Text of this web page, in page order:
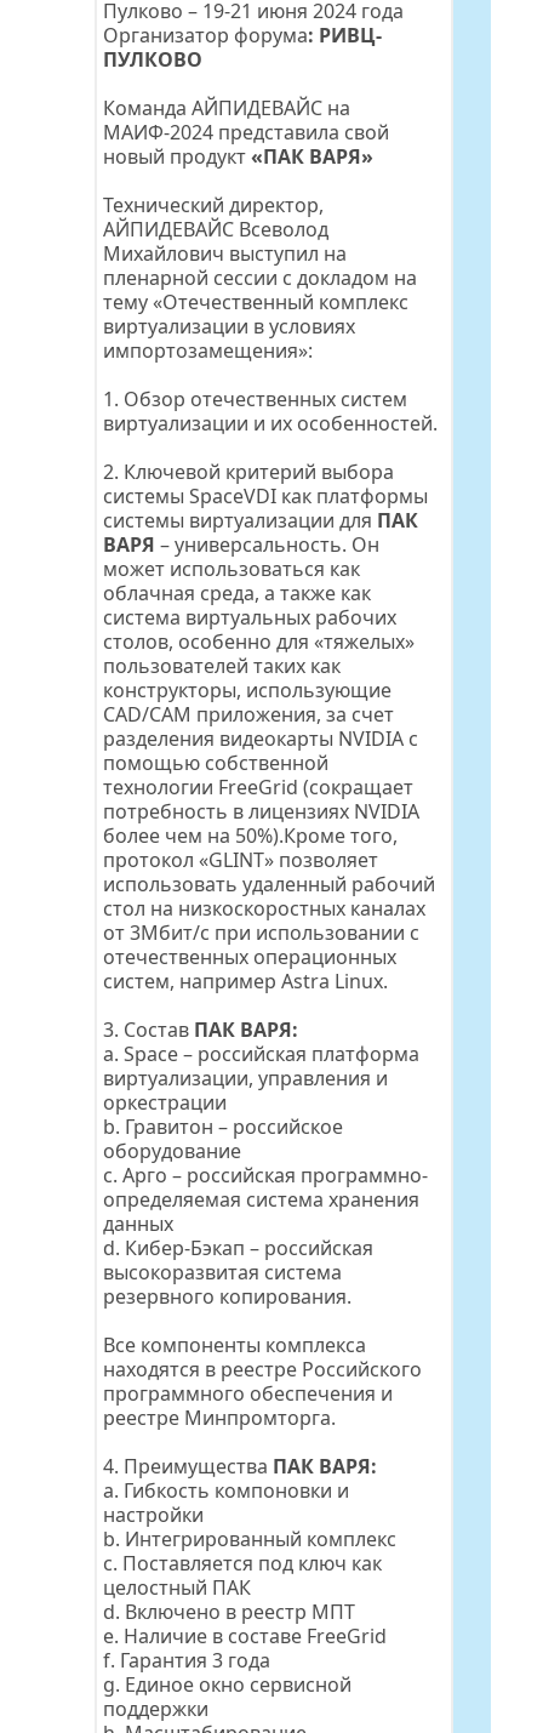
Пулково – 19-21 июня 2024 года
Организатор форума: РИВЦ-
ПУЛКОВО
Команда АЙПИДЕВАЙС на
МАИФ-2024 представила свой
новый продукт«ПАК ВАРЯ»
Технический директор,
АЙПИДЕВАЙС Всеволод
Михайлович выступил на
пленарной сессии с докладом на
тему «Отечественный комплекс
виртуализации в условиях
импортозамещения»:
1. Обзор отечественных систем
виртуализации и их особенностей.
2. Ключевой критерий выбора
системы SpaceVDI как платформы
системы виртуализации для ПАК
ВАРЯ – универсальность. Он
может использоваться как
облачная среда, а также как
система виртуальных рабочих
столов, особенно для «тяжелых»
пользователей таких как
конструкторы, использующие
CAD/CAM приложения, за счет
разделения видеокарты NVIDIA с
помощью собственной
технологии FreeGrid (сокращает
потребность в лицензиях NVIDIA
более чем на 50%).Кроме того,
протокол «GLINT» позволяет
использовать удаленный рабочий
стол на низкоскоростных каналах
от 3Мбит/с при использовании с
отечественных операционных
систем, например Astra Linux.
3. Состав ПАК ВАРЯ:
a. Space – российская платформа
виртуализации, управления и
оркестрации
b. Гравитон – российское
оборудование
c. Арго – российская программно-
определяемая система хранения
данных
d. Кибер-Бэкап – российская
высокоразвитая система
резервного копирования.
Все компоненты комплекса
находятся в реестре Российского
программного обеспечения и
реестре Минпромторга.
4. Преимущества ПАК ВАРЯ:
a. Гибкость компоновки и
настройки
b. Интегрированный комплекс
c. Поставляется под ключ как
целостный ПАК
d. Включено в реестр МПТ
e. Наличие в составе FreeGrid
f. Гарантия 3 года
g. Единое окно сервисной
поддержки